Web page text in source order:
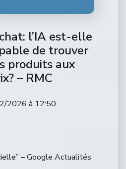
l’IA est-elle
de trouver
produits aux
– RMC
2026 à 12:50
– Google Actualités